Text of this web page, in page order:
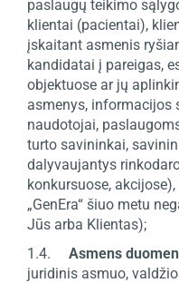
paslaugų teikimo
klientai (pacientai),
įskaitant asmenis
kandidatai į pareigas,
objektuose ar jų
asmenys, informacijos
naudotojai,
turto savininkai,
dalyvaujantys
konkursuose,
„GenEra“ šiuo metu
Jūs arba Klientas);
1.4. Asmens
juridinis asmuo,